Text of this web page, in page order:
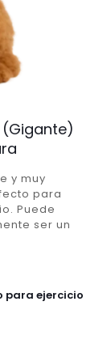
y muy
para
Puede
ser un
para ejercicio